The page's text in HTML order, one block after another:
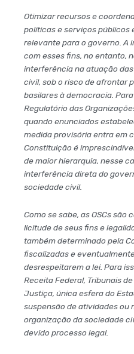
Otimizar recursos e
políticas e serviços públicos
relevante para o governo. A
com esses fins, no entanto,
interferência na atuação
civil, sob o risco de afrontar
basilares à democracia.
Regulatório das
quando enunciados
medida provisória entra em
Constituição é
de maior hierarquia, nesse
interferência direta do
sociedade civil.
Como se sabe, as OSCs são
licitude de seus fins e
também determinado pela
fiscalizadas e
desrespeitarem a lei. Para
Receita Federal, Tribunais
Justiça, única esfera do
suspensão de atividades ou
organização da sociedade
devido processo legal.